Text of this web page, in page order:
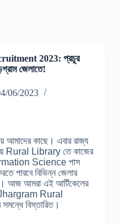
2023: প্রচুর
জেলাতে!
06/2023
আমাদের কাছে। এবার রাজ্য
Rural Library তে কাজের
Science পাস
পারবে বিভিন্ন জেলার
আমরা এই আর্টিকেলের
Jhargram Rural
বিস্তারিত।